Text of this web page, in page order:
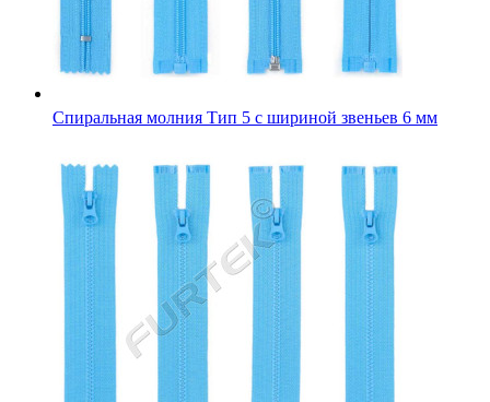
Спиральная молния Тип 5 с шириной звеньев 6 мм